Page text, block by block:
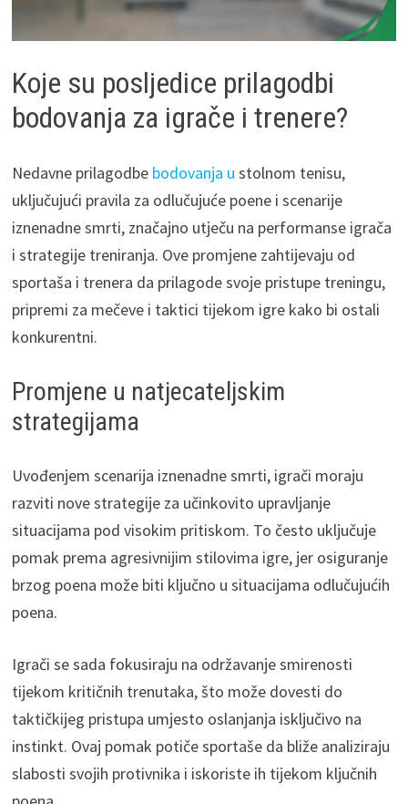
Koje su posljedice prilagodbi
bodovanja za igrače i trenere?
Nedavne prilagodbe bodovanja u stolnom tenisu,
uključujući pravila za odlučujuće poene i scenarije
iznenadne smrti, značajno utječu na performanse igrača
i strategije treniranja. Ove promjene zahtijevaju od
sportaša i trenera da prilagode svoje pristupe treningu,
pripremi za mečeve i taktici tijekom igre kako bi ostali
konkurentni.
Promjene u natjecateljskim
strategijama
Uvođenjem scenarija iznenadne smrti, igrači moraju
razviti nove strategije za učinkovito upravljanje
situacijama pod visokim pritiskom. To često uključuje
pomak prema agresivnijim stilovima igre, jer osiguranje
brzog poena može biti ključno u situacijama odlučujućih
poena.
Igrači se sada fokusiraju na održavanje smirenosti
tijekom kritičnih trenutaka, što može dovesti do
taktičkijeg pristupa umjesto oslanjanja isključivo na
instinkt. Ovaj pomak potiče sportaše da bliže analiziraju
slabosti svojih protivnika i iskoriste ih tijekom ključnih